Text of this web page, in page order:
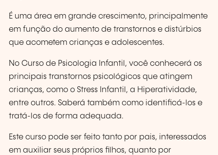
É uma área em grande crescimento, principalmente
em função do aumento de transtornos e distúrbios
que acometem crianças e adolescentes.
No Curso de Psicologia Infantil, você conhecerá os
principais transtornos psicológicos que atingem
crianças, como o Stress Infantil, a Hiperatividade,
entre outros. Saberá também como identificá-los e
tratá-los de forma adequada.
Este curso pode ser feito tanto por pais, interessados
em auxiliar seus próprios filhos, quanto por